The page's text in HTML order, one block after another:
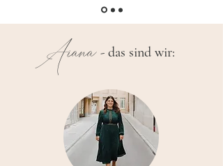
Aiana- das sind wir: